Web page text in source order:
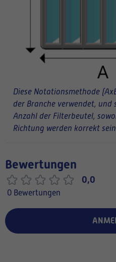
Diese Notationsmethode
der Branche verwendet, und
Anzahl der Filterbeutel,
Richtung werden korrekt
Bewertungen
0,0
0 Bewertungen